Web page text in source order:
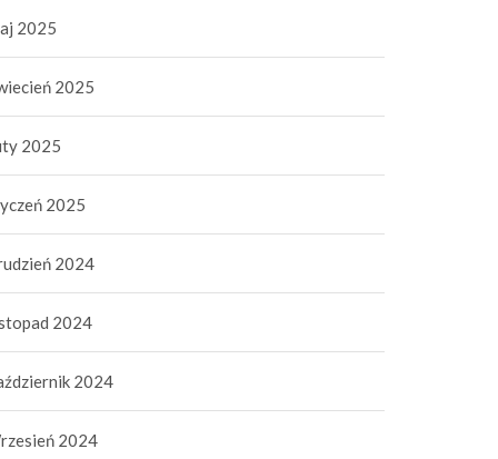
2025
2025
2025
2025
2024
2024
2024
2024